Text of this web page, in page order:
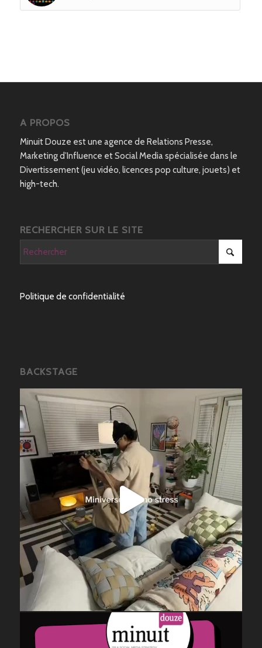
A PROPOS
Minuit Douze est une agence de Relations Presse,
Marketing d’Influence et Social Media spécialisée dans le
Divertissement (jeu vidéo, licences pop culture, jouets) et
high-tech.
RECHERCHER SUR LE SITE
Politique de confidentialité
BACKSTAGE